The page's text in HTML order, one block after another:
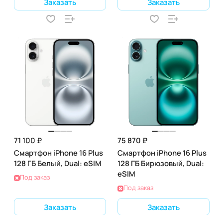
71 100 ₽
Смартфон iPhone 16 Plus
128 ГБ Белый, Dual: eSIM
Под заказ
Заказать
75 870 ₽
Смартфон iPhone 16 Plus
128 ГБ Бирюзовый, Dual:
eSIM
Под заказ
Заказать